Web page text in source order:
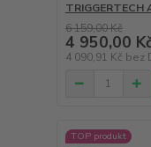
6 159,00 Kč
4 950,00
4 090,91 Kč bez
TOP produkt